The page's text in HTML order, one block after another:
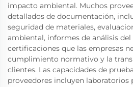
impacto ambiental. Muchos
detallados de documentación,
seguridad de materiales,
ambiental, informes de análisis
certificaciones que las empresas
cumplimiento normativo y la
clientes. Las capacidades de
proveedores incluyen laboratorios